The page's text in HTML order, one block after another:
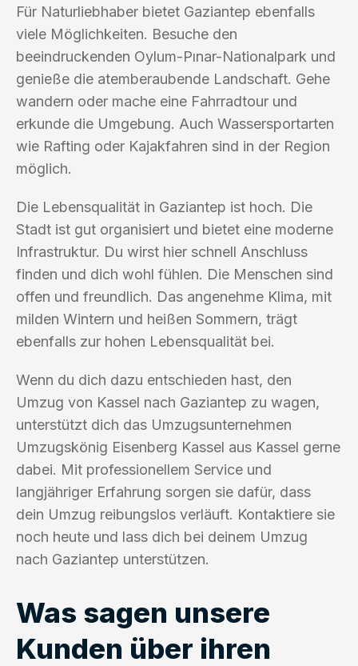
Für Naturliebhaber bietet Gaziantep ebenfalls
viele Möglichkeiten. Besuche den
beeindruckenden Oylum-Pınar-Nationalpark und
genieße die atemberaubende Landschaft. Gehe
wandern oder mache eine Fahrradtour und
erkunde die Umgebung. Auch Wassersportarten
wie Rafting oder Kajakfahren sind in der Region
möglich.
Die Lebensqualität in Gaziantep ist hoch. Die
Stadt ist gut organisiert und bietet eine moderne
Infrastruktur. Du wirst hier schnell Anschluss
finden und dich wohl fühlen. Die Menschen sind
offen und freundlich. Das angenehme Klima, mit
milden Wintern und heißen Sommern, trägt
ebenfalls zur hohen Lebensqualität bei.
Wenn du dich dazu entschieden hast, den
Umzug von Kassel nach Gaziantep zu wagen,
unterstützt dich das Umzugsunternehmen
Umzugskönig Eisenberg Kassel aus Kassel gerne
dabei. Mit professionellem Service und
langjähriger Erfahrung sorgen sie dafür, dass
dein Umzug reibungslos verläuft. Kontaktiere sie
noch heute und lass dich bei deinem Umzug
nach Gaziantep unterstützen.
Was sagen unsere
Kunden über ihren